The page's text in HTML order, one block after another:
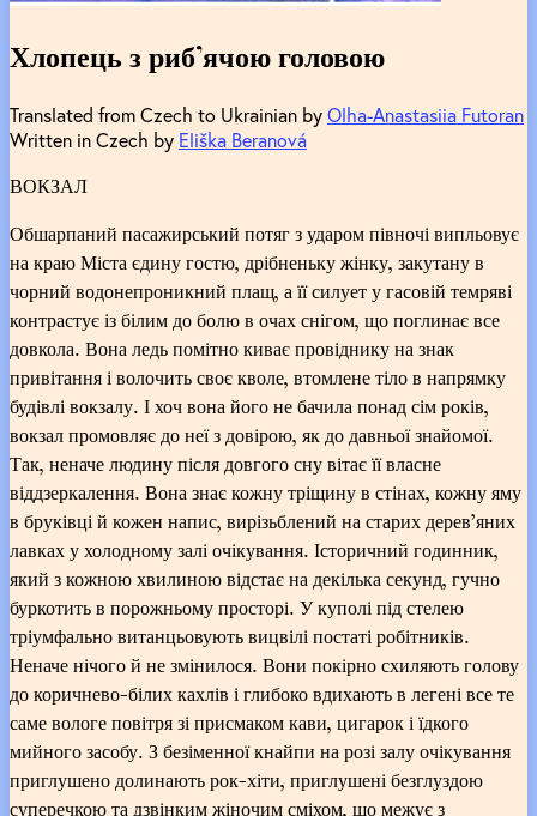
Хлопець з риб’ячою головою
Translated from Czech to Ukrainian byOlha-Anastasiia Futoran
Written in Czech by Eliška Beranová
ВОКЗАЛ
Обшарпаний пасажирський потяг з ударом півночі випльовує
на краю Міста єдину гостю, дрібненьку жінку, закутану в
чорний водонепроникний плащ, а її силует у гасовій темряві
контрастує із білим до болю в очах снігом, що поглинає все
довкола. Вона ледь помітно киває провіднику на знак
привітання і волочить своє кволе, втомлене тіло в напрямку
будівлі вокзалу. І хоч вона його не бачила понад сім років,
вокзал промовляє до неї з довірою, як до давньої знайомої.
Так, неначе людину після довгого сну вітає її власне
віддзеркалення. Вона знає кожну тріщину в стінах, кожну яму
в бруківці й кожен напис, вирізьблений на старих дерев’яних
лавках у холодному залі очікування. Історичний годинник,
який з кожною хвилиною відстає на декілька секунд, гучно
буркотить в порожньому просторі. У куполі під стелею
тріумфально витанцьовують вицвілі постаті робітників.
Неначе нічого й не змінилося. Вони покірно схиляють голову
до коричнево-білих кахлів і глибоко вдихають в легені все те
саме вологе повітря зі присмаком кави, цигарок і їдкого
мийного засобу. З безіменної кнайпи на розі залу очікування
приглушено долинають рок-хіти, приглушені безглуздою
суперечкою та дзвінким жіночим сміхом, що межує з